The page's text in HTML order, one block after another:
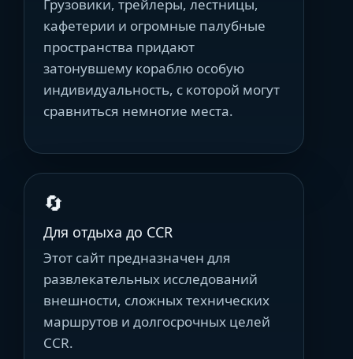
Грузовики, трейлеры, лестницы,
кафетерии и огромные палубные
пространства придают
затонувшему кораблю особую
индивидуальность, с которой могут
сравниться немногие места.
🔄
Для отдыха до CCR
Этот сайт предназначен для
развлекательных исследований
внешности, сложных технических
маршрутов и долгосрочных целей
CCR.